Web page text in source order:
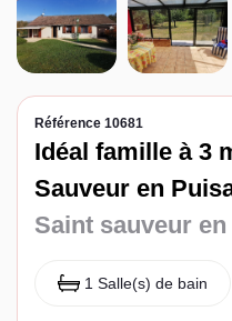
Espace client
Référence 10681
Idéal famille à 3
Sauveur en
Saint sauveur
1 Salle(s) de bain